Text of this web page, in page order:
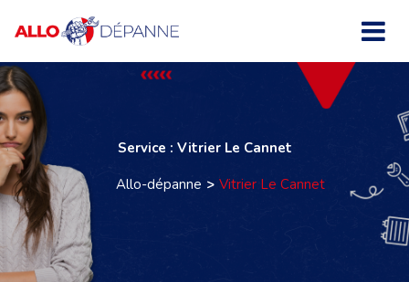
Service : Vitrier Le Cannet
Allo-dépanne
Vitrier Le Cannet